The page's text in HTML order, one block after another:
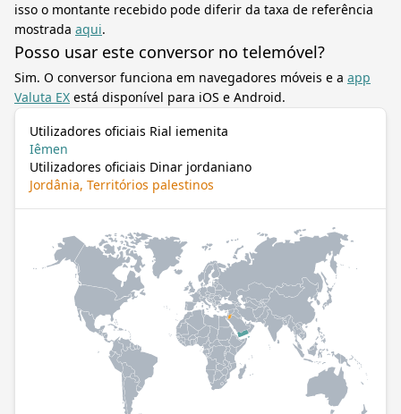
isso o montante recebido pode diferir da taxa de referência
mostrada aqui.
Posso usar este conversor no telemóvel?
Sim. O conversor funciona em navegadores móveis e a app
Valuta EX está disponível para iOS e Android.
Utilizadores oficiais Rial iemenita
Iêmen
Utilizadores oficiais Dinar jordaniano
Jordânia, Territórios palestinos